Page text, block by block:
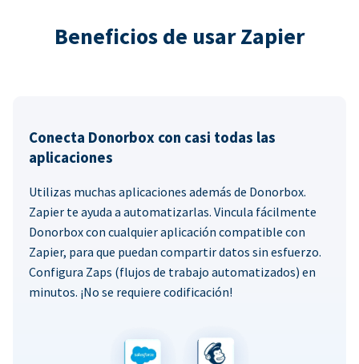
Beneficios de usar Zapier
Conecta Donorbox con casi todas las
aplicaciones
Utilizas muchas aplicaciones además de Donorbox.
Zapier te ayuda a automatizarlas. Vincula fácilmente
Donorbox con cualquier aplicación compatible con
Zapier, para que puedan compartir datos sin esfuerzo.
Configura Zaps (flujos de trabajo automatizados) en
minutos. ¡No se requiere codificación!